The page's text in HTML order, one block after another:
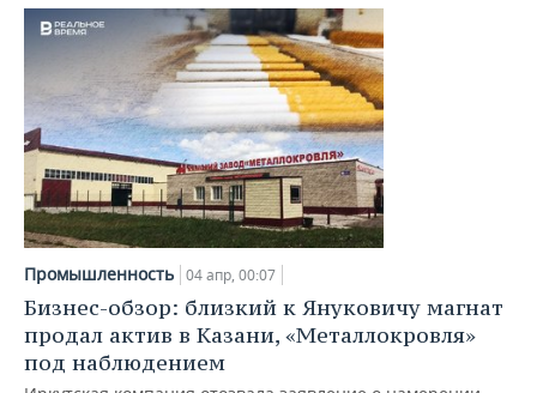
Промышленность 04 апр, 00:07
Бизнес-обзор: близкий к Януковичу магнат
продал актив в Казани, «Металлокровля»
под наблюдением